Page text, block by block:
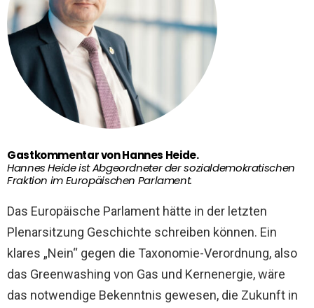
Gastkommentar von Hannes Heide.
Hannes Heide ist Abgeordneter der sozialdemokratischen
Fraktion im Europäischen Parlament.
Das Europäische Parlament hätte in der letzten
Plenarsitzung Geschichte schreiben können. Ein
klares „Nein“ gegen die Taxonomie-Verordnung, also
das Greenwashing von Gas und Kernenergie, wäre
das notwendige Bekenntnis gewesen, die Zukunft in